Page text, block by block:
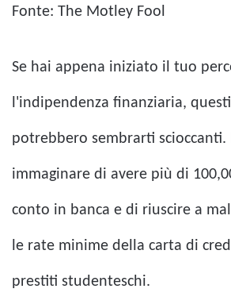
Fonte: The Motley Fool
Se hai appena iniziato il tuo
l'indipendenza finanziaria,
potrebbero sembrarti scioccanti.
immaginare di avere più di
conto in banca e di riuscire a
le rate minime della carta di
prestiti studenteschi.